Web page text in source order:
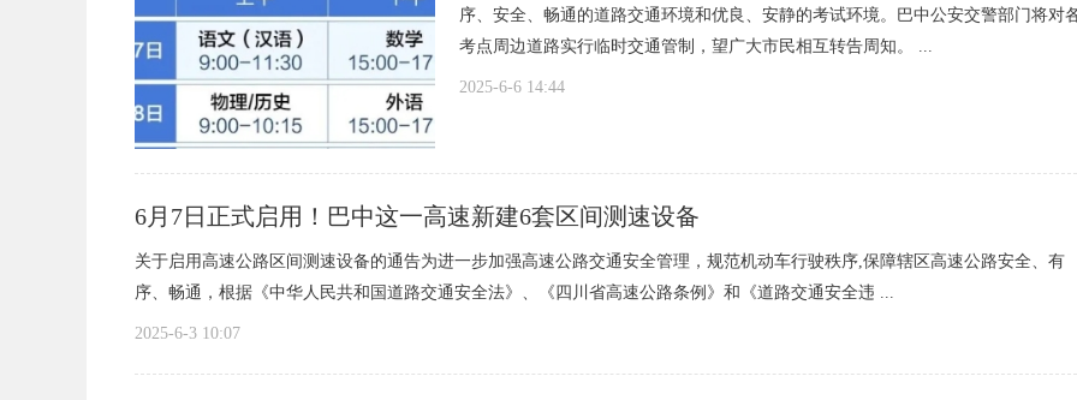
序、安全、畅通的道路交通环境和优良、安静的考试环境。巴中公安交警部门将对
考点周边道路实行临时交通管制，望广大市民相互转告周知。 ...
2025-6-6 14:44
6月7日正式启用！巴中这一高速新建6套区间测速设备
关于启用高速公路区间测速设备的通告为进一步加强高速公路交通安全管理，规范机动车行驶秩序,保障辖区高速公路安全、有
序、畅通，根据《中华人民共和国道路交通安全法》、《四川省高速公路条例》和《道路交通安全违 ...
2025-6-3 10:07